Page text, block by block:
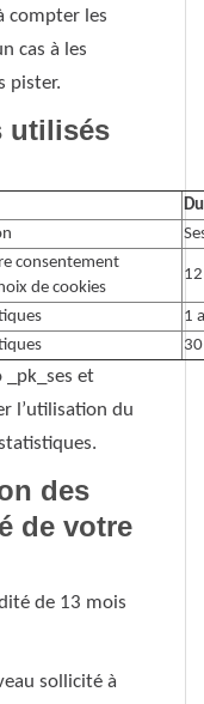
compter les
cas à les
pister.
utilisés
consentement
de cookies
1
_pk_ses et
l’utilisation du
des
de votre
de 13 mois
sollicité à